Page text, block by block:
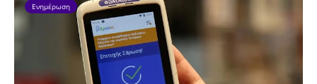
Ενημέρωση